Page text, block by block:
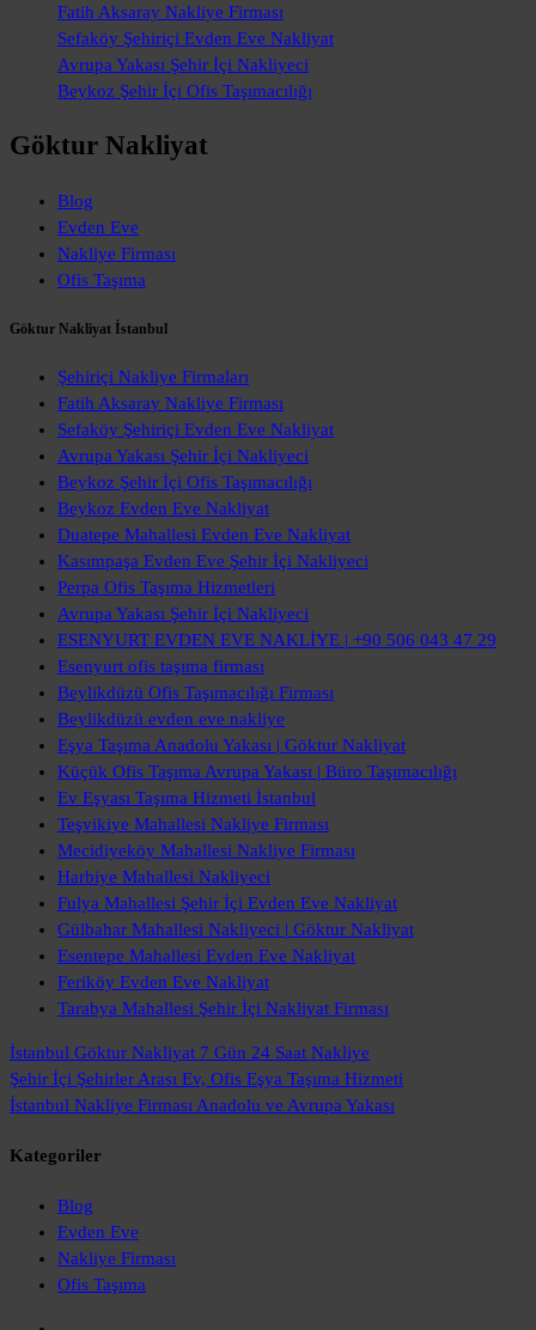
Fatih Aksaray Nakliye Firması
Sefaköy Şehiriçi Evden Eve Nakliyat
Avrupa Yakası Şehir İçi Nakliyeci
Beykoz Şehir İçi Ofis Taşımacılığı
Göktur Nakliyat
Blog
Evden Eve
Nakliye Firması
Ofis Taşıma
Göktur Nakliyat İstanbul
Şehiriçi Nakliye Firmaları
Fatih Aksaray Nakliye Firması
Sefaköy Şehiriçi Evden Eve Nakliyat
Avrupa Yakası Şehir İçi Nakliyeci
Beykoz Şehir İçi Ofis Taşımacılığı
Beykoz Evden Eve Nakliyat
Duatepe Mahallesi Evden Eve Nakliyat
Kasımpaşa Evden Eve Şehir İçi Nakliyeci
Perpa Ofis Taşıma Hizmetleri
Avrupa Yakası Şehir İçi Nakliyeci
ESENYURT EVDEN EVE NAKLİYE | +90 506 043 47 29
Esenyurt ofis taşıma firması
Beylikdüzü Ofis Taşımacılığı Firması
Beylikdüzü evden eve nakliye
Eşya Taşıma Anadolu Yakası | Göktur Nakliyat
Küçük Ofis Taşıma Avrupa Yakası | Büro Taşımacılığı
Ev Eşyası Taşıma Hizmeti İstanbul
Teşvikiye Mahallesi Nakliye Firması
Mecidiyeköy Mahallesi Nakliye Firması
Harbiye Mahallesi Nakliyeci
Fulya Mahallesi Şehir İçi Evden Eve Nakliyat
Gülbahar Mahallesi Nakliyeci | Göktur Nakliyat
Esentepe Mahallesi Evden Eve Nakliyat
Feriköy Evden Eve Nakliyat
Tarabya Mahallesi Şehir İçi Nakliyat Firması
İstanbul Göktur Nakliyat 7 Gün 24 Saat Nakliye
Şehir İçi Şehirler Arası Ev, Ofis Eşya Taşıma Hizmeti
İstanbul Nakliye FirmasıAnadolu ve Avrupa Yakası
Kategoriler
Blog
Evden Eve
Nakliye Firması
Ofis Taşıma